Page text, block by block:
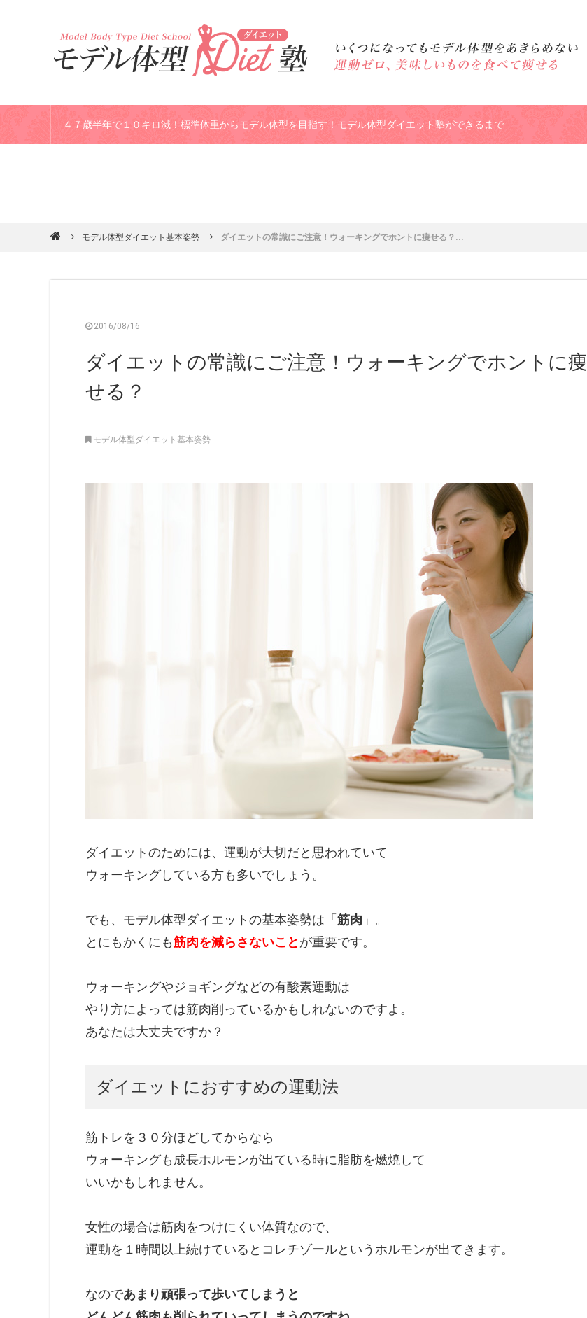
４７歳半年で１０キロ減！標準体重からモデル体型を目指す！モデル体型ダイエット塾ができるまで
モデル体型ダイエット基本姿勢 ダイエットの常識にご注意！ウォーキングでホントに痩せる？...
2016/08/16
ダイエットの常識にご注意！ウォーキングでホントに痩
せる？
モデル体型ダイエット基本姿勢
ダイエットのためには、運動が大切だと思われていて
ウォーキングしている方も多いでしょう。
でも、モデル体型ダイエットの基本姿勢は「 筋肉 」。
とにもかくにも筋肉を減らさないことが重要です。
ウォーキングやジョギングなどの有酸素運動は
やり方によっては筋肉削っているかもしれないのですよ。
あなたは大丈夫ですか？
ダイエットにおすすめの運動法
筋トレを３０分ほどしてからなら
ウォーキングも成長ホルモンが出ている時に脂肪を燃焼して
いいかもしれません。
女性の場合は筋肉をつけにくい体質なので、
運動を１時間以上続けているとコレチゾールというホルモンが出てきます。
なのであまり頑張って歩いてしまうと